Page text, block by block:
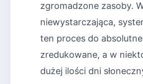
zgromadzone zasoby.
niewystarczająca,
ten proces do
zredukowane, a w
dużej ilości dni